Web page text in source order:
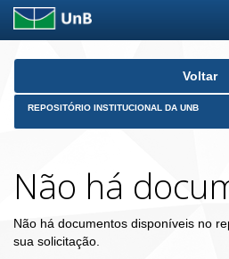
Skip
Voltar
REPOSITÓRIO INSTITUCIONAL DA UNB
Não há
Não há documentos disponíveis no
sua solicitação.